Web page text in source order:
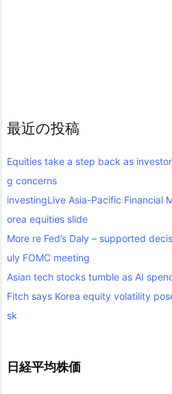
最近の投稿
Equities take a step back as
g concerns
investingLive Asia-Pacific Financial
orea equities slide
More re Fed’s Daly – supported
uly FOMC meeting
Asian tech stocks tumble as AI
Fitch says Korea equity volatility
sk
日経平均株価